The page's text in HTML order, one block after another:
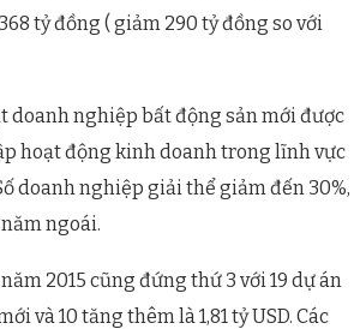
tỷ đồng ( giảm 290 tỷ đồng so với
nghiệp bất động sản mới được
hoạt động kinh doanh trong lĩnh vực
doanh nghiệp giải thể giảm đến 30%,
ngoái.
2015 cũng đứng thứ 3 với 19 dự án
và 10 tăng thêm là 1,81 tỷ USD. Các